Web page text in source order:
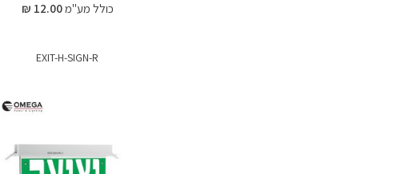
כולל מע"מ12.00 ₪
EXIT-H-SIGN-R